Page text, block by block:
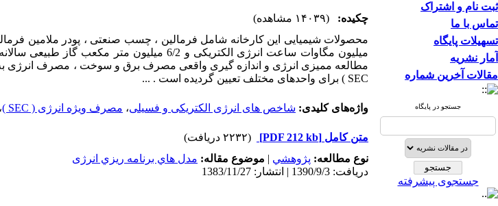
ثبت نام و اشتراک
تماس با ما
تسهیلات پایگاه
آمار نشریه
مقالات آخرین شماره
جستجو در پایگاه
جستجوی پیشرفته
چکیده:
(۱۴۰۳۹ مشاهده)
میلیون مگاوات ساعت انرژی الکتریکی و 6/2
مطالعه ممیزی انرژی و اندازه گیری واقعی مصرف برق و سوخت ، مصرف انرژی
SEC ) برای واحدهای مختلف تعیین گردیده است . ...
واژه‌های کلیدی: شاخص های انرژی الکتریکی و فسیلی، مصرف ویژه انرژی ( SEC ) ،
متن کامل [PDF 212 kb]
(۲۲۳۲ دریافت)
نوع مطالعه: پژوهشي | موضوع مقاله: مدل هاي برنامه ريزي انرژی
دریافت: 1390/9/3 | انتشار: 1383/11/27